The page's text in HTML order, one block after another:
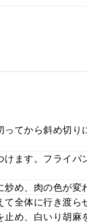
てから斜め切り
ます。フライ
め、肉の色が変
全体に行き渡ら
め、白いり胡麻